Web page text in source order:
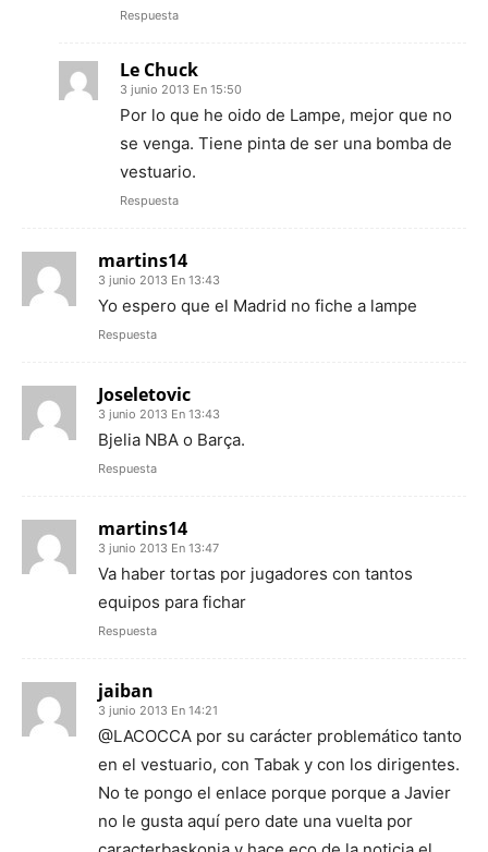
Respuesta
Le Chuck
3 junio 2013 En 15:50
Por lo que he oido de Lampe, mejor que no
se venga. Tiene pinta de ser una bomba de
vestuario.
Respuesta
martins14
3 junio 2013 En 13:43
Yo espero que el Madrid no fiche a lampe
Respuesta
Joseletovic
3 junio 2013 En 13:43
Bjelia NBA o Barça.
Respuesta
martins14
3 junio 2013 En 13:47
Va haber tortas por jugadores con tantos
equipos para fichar
Respuesta
jaiban
3 junio 2013 En 14:21
@LACOCCA por su carácter problemático tanto
en el vestuario, con Tabak y con los dirigentes.
No te pongo el enlace porque porque a Javier
no le gusta aquí pero date una vuelta por